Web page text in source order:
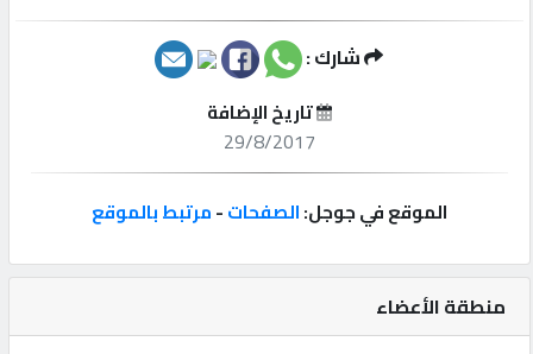
إبحث
إعلانات
المنتدى
منطقة الأعضاء
شارك :
تاريخ الإضافة
29/8/2017
الموقع في جوجل:الصفحات-مرتبط بالموقع